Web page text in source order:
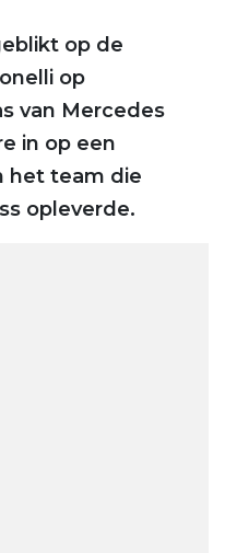
op de
op
van Mercedes
in op een
het team die
opleverde.